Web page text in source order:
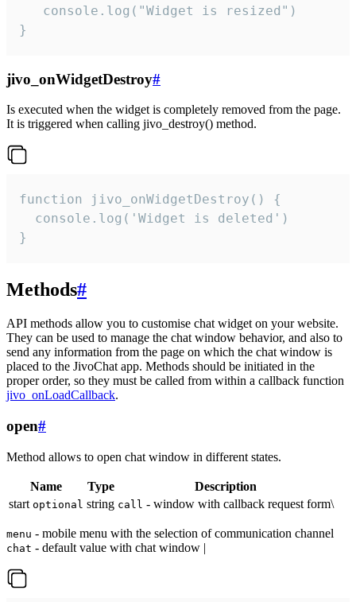
   console.log("Widget is resized")
}
jivo_onWidgetDestroy#
Is executed when the widget is completely removed from the page.
It is triggered when calling jivo_destroy() method.
function jivo_onWidgetDestroy() {
  console.log('Widget is deleted')
}
Methods#
API methods allow you to customise chat widget on your website.
They can be used to manage the chat window behavior, and also to
send any information from the page on which the chat window is
placed to the JivoChat app. Methods should be initiated in the
proper order, so they must be called from within a callback function
jivo_onLoadCallback.
open#
Method allows to open chat window in different states.
Name Type
Description
start optional string call - window with callback request form\
menu - mobile menu with the selection of communication channel
chat - default value with chat window |